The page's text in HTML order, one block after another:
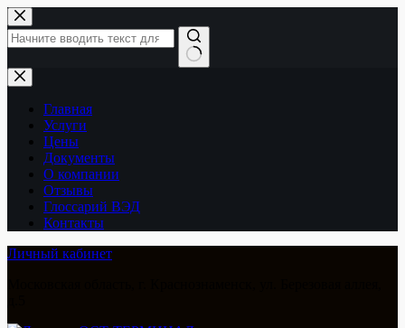
Перейти
к
сути
Ничего
не
найденоГлавная
Услуги
Цены
Документы
О компании
Отзывы
Глоссарий ВЭД
Контакты
Личный кабинет